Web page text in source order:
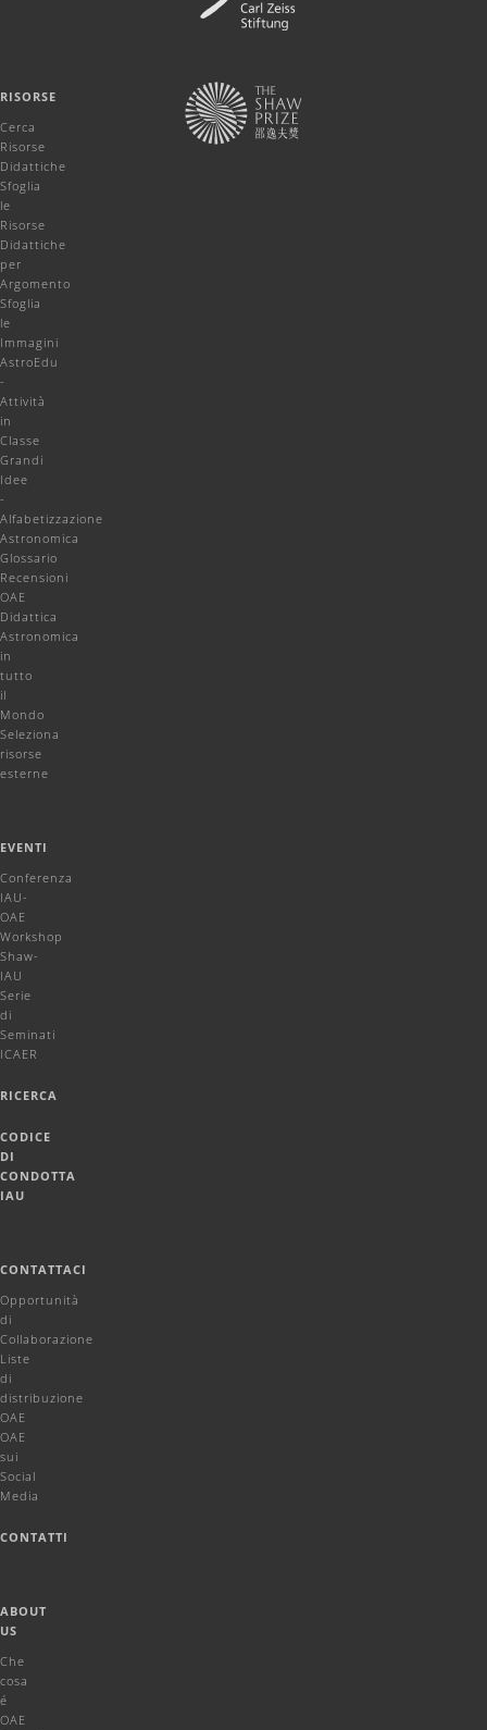
RISORSE
Cerca
Risorse
Didattiche
Sfoglia
le
Risorse
Didattiche
per
Argomento
Sfoglia
le
Immagini
AstroEdu
-
Attività
in
Classe
Grandi
Idee
-
Alfabetizzazione
Astronomica
Glossario
Recensioni
OAE
Didattica
Astronomica
in
tutto
il
Mondo
Seleziona
risorse
esterne
EVENTI
Conferenza
IAU-
OAE
Workshop
Shaw-
IAU
Serie
di
Seminati
ICAER
RICERCA
CODICE
DI
CONDOTTA
IAU
CONTATTACI
Opportunità
di
Collaborazione
Liste
di
distribuzione
OAE
OAE
sui
Social
Media
CONTATTI
ABOUT
US
Che
cosa
é
OAE